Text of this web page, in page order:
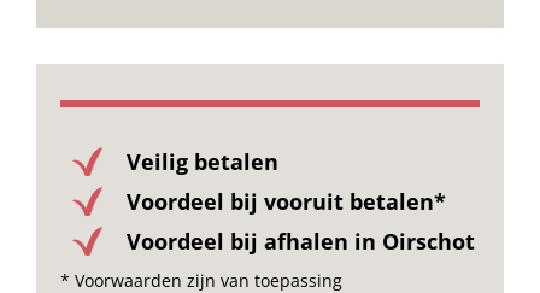
Veilig betalen
Voordeel bij vooruit betalen*
Voordeel bij afhalen in Oirschot
* Voorwaarden zijn van toepassing